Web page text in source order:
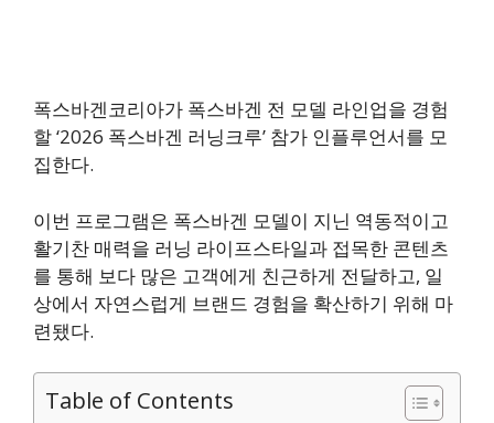
폭스바겐코리아가 폭스바겐 전 모델 라인업을 경험
할 ‘2026 폭스바겐 러닝크루’ 참가 인플루언서를 모
집한다.
이번 프로그램은 폭스바겐 모델이 지닌 역동적이고
활기찬 매력을 러닝 라이프스타일과 접목한 콘텐츠
를 통해 보다 많은 고객에게 친근하게 전달하고, 일
상에서 자연스럽게 브랜드 경험을 확산하기 위해 마
련됐다.
Table of Contents